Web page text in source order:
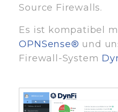
Source Firewalls.
Es ist kompatibel
OPNSense® und
Firewall-System